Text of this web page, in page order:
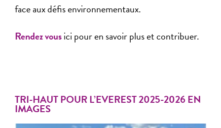
face aux défis environnementaux.
Rendez vousici pour en savoir plus et contribuer.
TRI-HAUT POUR L’EVEREST 2025-2026 EN
IMAGES